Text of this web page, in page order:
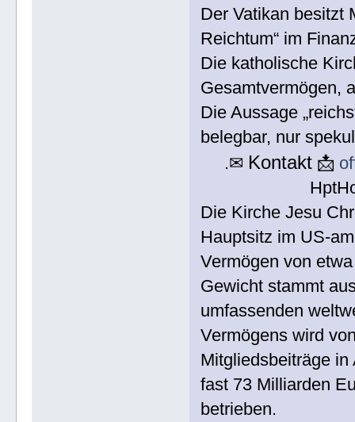
Der Vatikan besitzt
Reichtum“ im
Die katholische
Gesamtvermögen,
Die Aussage
belegbar, nur
.✉ Kontakt 📩
Die Kirche Jesu
Hauptsitz im US-
Vermögen von
Gewicht stammt
umfassenden
Vermögens wird
Mitgliedsbeiträge
fast 73 Milliarden
betrieben.